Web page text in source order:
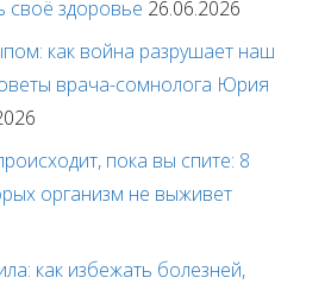
своё здоровье 26.06.2026
как война разрушает наш
врача-сомнолога Юрия
пока вы спите: 8
организм не выживет
как избежать болезней,